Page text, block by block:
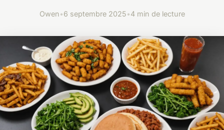
Owen•6 septembre 2025•4 min de lecture